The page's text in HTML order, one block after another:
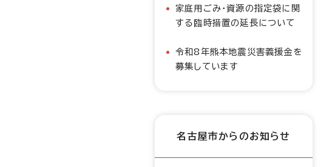
家庭用ごみ・資源の指定袋に関
する臨時措置の延長について
令和8年熊本地震災害義援金を
募集しています
名古屋市からのお知らせ